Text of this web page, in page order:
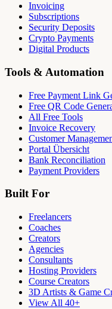
Invoicing
Subscriptions
Security Deposits
Crypto Payments
Digital Products
Tools & Automation
Free Payment Link
Free QR Code
All Free Tools
Invoice Recovery
Customer
Portal Übersicht
Bank Reconciliation
Payment Providers
Built For
Freelancers
Coaches
Creators
Agencies
Consultants
Hosting Providers
Course Creators
3D Artists & Game
View All 40+